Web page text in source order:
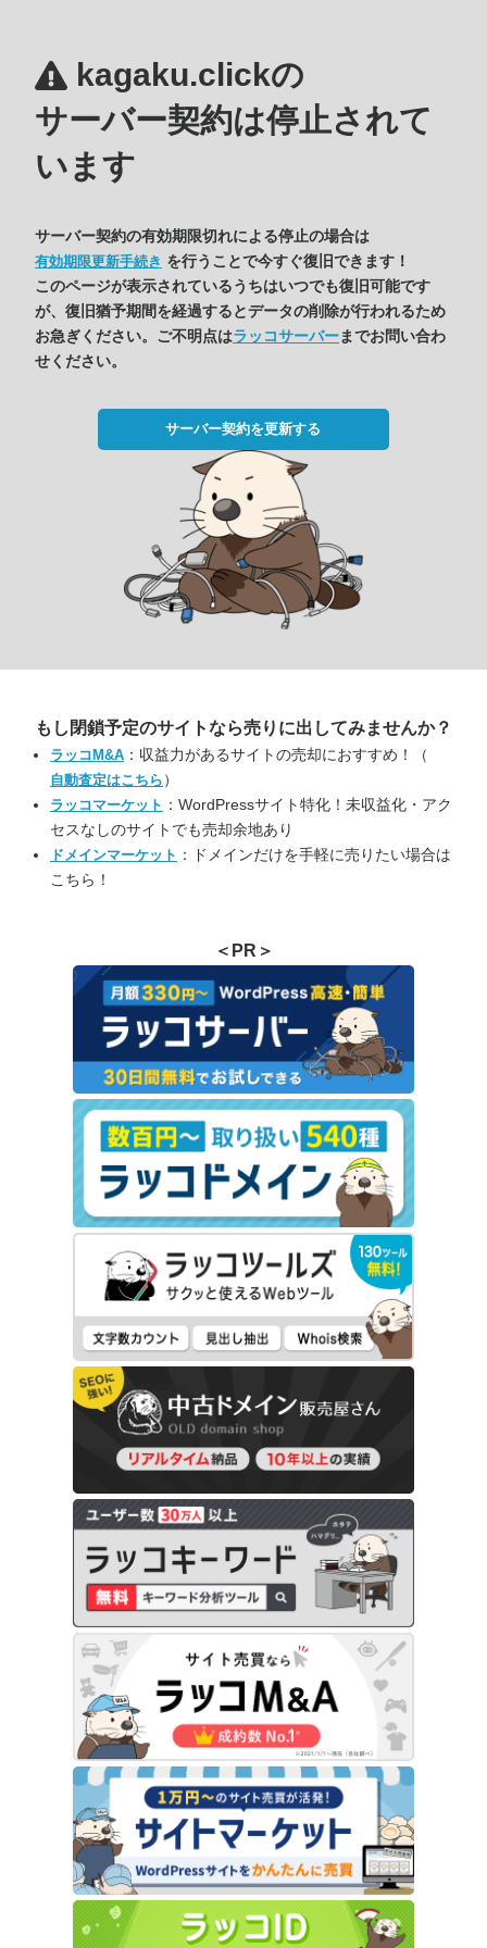
kagaku.clickの
サーバー契約は停止されて
います
サーバー契約の有効期限切れによる停止の場合は
有効期限更新手続き を行うことで今すぐ復旧できます！
このページが表示されているうちはいつでも復旧可能です
が、復旧猶予期間を経過するとデータの削除が行われるため
お急ぎください。ご不明点はラッコサーバーまでお問い合わ
せください。
サーバー契約を更新する
もし閉鎖予定のサイトなら売りに出してみませんか？
ラッコM&A ：収益力があるサイトの売却におすすめ！（
自動査定はこちら ）
ラッコマーケット ：WordPressサイト特化！未収益化・アク
セスなしのサイトでも売却余地あり
ドメインマーケット ：ドメインだけを手軽に売りたい場合は
こちら！
＜PR＞